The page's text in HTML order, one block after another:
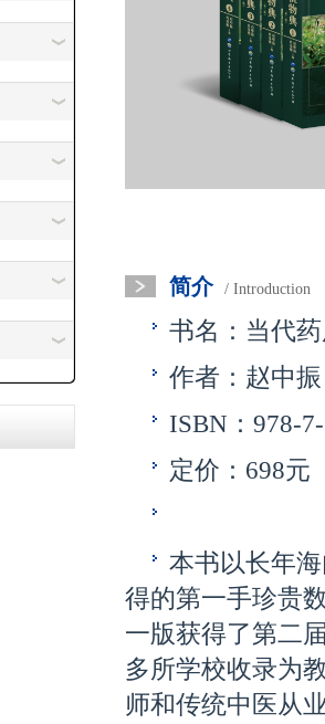
简介 / Introduction
书名：当代
作者：赵中
ISBN：978-
定价：698元
本书以长年
得的第一手珍贵
一版获得了第二
多所学校收录为
师和传统中医从